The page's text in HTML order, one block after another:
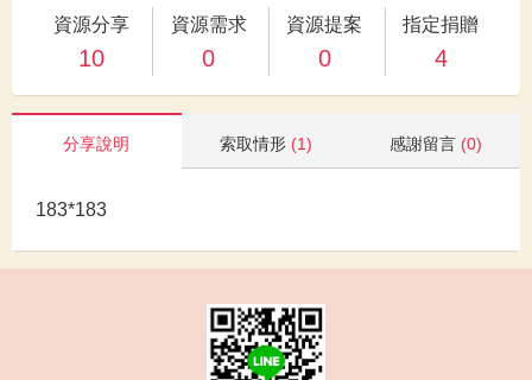
資源分享
10
資源需求
0
資源提案
0
指定捐贈
4
分享說明 索取情形 (1) 感謝留言 (0)
183*183